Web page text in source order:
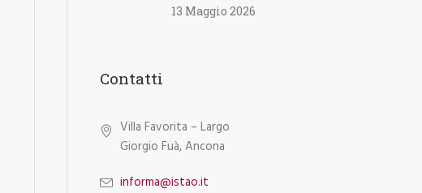
13 Maggio 2026
Contatti
Villa Favorita – Largo
Giorgio Fuà, Ancona
informa@istao.it